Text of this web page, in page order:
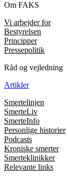
Om FAKS
Vi arbejder for
Bestyrelsen
Principper
Pressepolitik
Råd og vejledning
Artikler
Smertelinjen
SmerteLiv
SmerteInfo
Personlige historier
Podcasts
Kroniske smerter
Smerteklinikker
Relevante links